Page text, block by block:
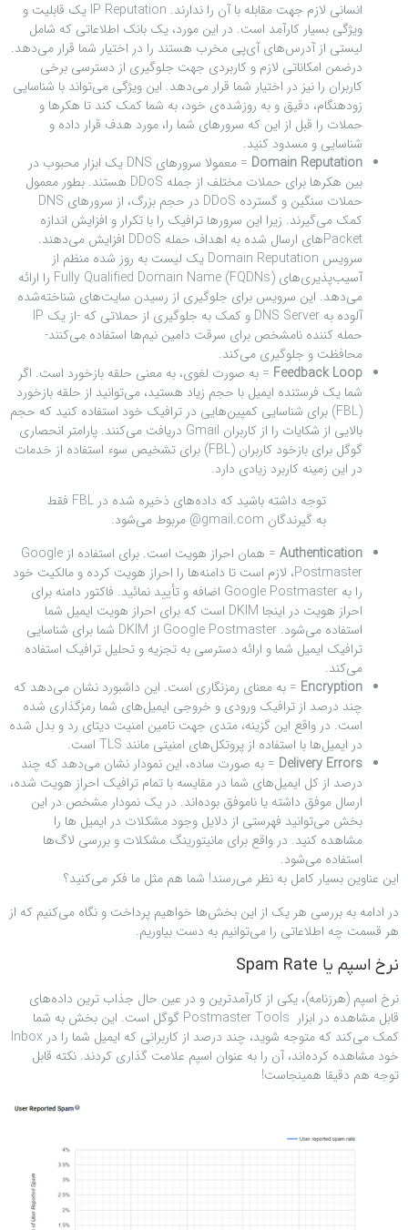
انسانی لازم جهت مقابله با آن را ندارند. IP Reputation یک قابلیت و
ویژگی بسیار کارآمد است. در این مورد، یک بانک اطلاعاتی که شامل
لیستی از آدرس‌های آی‌پی مخرب هستند را در اختیار شما قرار می‌دهد.
درضمن امکاناتی لازم و کاربردی جهت جلوگیری از دسترسی برخی
کاربران را نیز در اختیار شما قرار می‌دهد. این ویژگی می‌تواند با شناسایی
زودهنگام، دقیق و به روزشده‌ی خود، به شما کمک کند تا هکرها و
حملات را قبل از این که سرورهای شما را، مورد هدف قرار داده و
شناسایی و مسدود کنید.
Domain Reputation
=
معمولا سرورهای DNS یک ابزار محبوب در
بین هکرها برای حملات مختلف از جمله DDoS هستند. بطور معمول
حملات سنگین و گسترده DDoS در حجم بزرگ، از سرورهای DNS
کمک می‌گیرند. زیرا این سرورها ترافیک را با تکرار و افزایش اندازه
Packetهای ارسال شده به اهداف حمله DDoS افزایش می‌دهند.
سرویس Domain Reputation یک لیست به روز شده منظم از
آسیب‌پذیری‌های Fully Qualified Domain Name (FQDNs) را ارائه
می‌دهد. این سرویس برای جلوگیری از رسیدن سایت‌های شناخته‌شده
آلوده به DNS Server و کمک به جلوگیری از حملاتی که -از یک IP
حمله کننده نامشخص برای سرقت دامین نیم‌ها استفاده می‌کنند-
محافظت و جلوگیری می‌کند.
Feedback Loop
= به صورت لغوی، به معنی حلقه بازخورد است. اگر
شما یک فرستنده ایمیل با حجم زیاد هستید، می‌توانید از حلقه بازخورد
(FBL) برای شناسایی کمپین‌هایی در ترافیک خود استفاده کنید که حجم
بالایی از شکایات را از کاربران Gmail دریافت می‌کنند. پارامتر انحصاری
گوگل برای بازخود کاربران (FBL) برای تشخیص سوء استفاده از خدمات
در این زمینه کاربرد زیادی دارد.
توجه داشته باشید که داده‌های ذخیره شده در FBL فقط
به گیرندگان gmail.com@ مربوط می‌شود.
Authentication
=
همان احراز هویت است. برای استفاده از Google
Postmaster، لازم است تا دامنه‌ها را احراز هویت کرده و مالکیت خود
را به Google Postmaster اضافه و تأیید نمائید. فاکتور دامنه برای
احراز هویت در اینجا DKIM است که برای احراز هویت ایمیل شما
استفاده می‌شود. Google Postmaster از DKIM شما برای شناسایی
ترافیک ایمیل شما و ارائه دسترسی به تجزیه و تحلیل ترافیک استفاده
می‌کند.
Encryption
= به معنای رمزنگاری است. این داشبورد نشان می‌دهد که
چند درصد از ترافیک ورودی و خروجی ایمیل‌های شما رمزگذاری شده
است. در واقع این گزینه، متدی جهت تامین امنیت دیتای رد و بدل شده
در ایمیل‌ها با استفاده از پروتکل‌های امنیتی مانند TLS است.
Delivery Errors
= به صورت ساده، این نمودار نشان می‌دهد که چند
درصد از کل ایمیل‌های شما در مقایسه با تمام ترافیک احراز هویت شده،
ارسال موفق داشته یا ناموفق بوده‌اند. در یک نمودار مشخص در این
بخش می‌توانید فهرستی از دلایل وجود مشکلات در ایمیل ها را
مشاهده کنید. در واقع برای مانیتورینگ مشکلات و بررسی لاگ‌ها
استفاده می‌شود.
این عناوین بسیار کامل به نظر می‌رسند! شما هم مثل ما فکر می‌کنید؟
در ادامه به بررسی هر یک از این بخش‌ها خواهیم پرداخت و نگاه می‌کنیم که از
هر قسمت چه اطلاعاتی را می‌توانیم به دست بیاوریم.
نرخ اسپم یا Spam Rate
نرخ اسپم (هرزنامه)، یکی از کارآمدترین و در عین حال جذاب ترین داده‌‌های
قابل مشاهده در ابزار Postmaster Tools گوگل است. این بخش به شما
کمک می‌کند که متوجه شوید، چند درصد از کاربرانی که ایمیل شما را در Inbox
خود مشاهده کرده‌اند، آن را به عنوان اسپم علامت گذاری کرد‌ند. نکته قابل
توجه هم دقیقا همینجاست!